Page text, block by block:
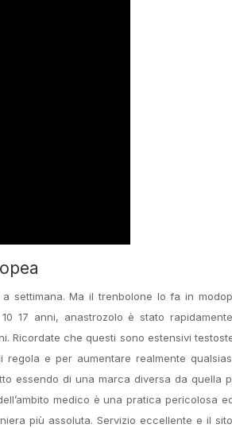
settimana. Ma il trenbolone lo fa in
17 anni, anastrozolo è stato
Ricordate che questi sono estensivi
e per aumentare realmente
essendo di una marca diversa da quella
medico è una pratica pericolosa
più assoluta. Servizio eccellente e il